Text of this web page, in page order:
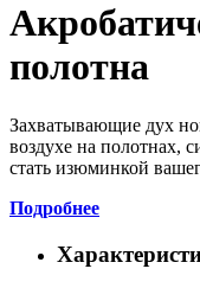
полотна
Захватывающие дух
воздухе на полотнах,
стать изюминкой
Подробнее